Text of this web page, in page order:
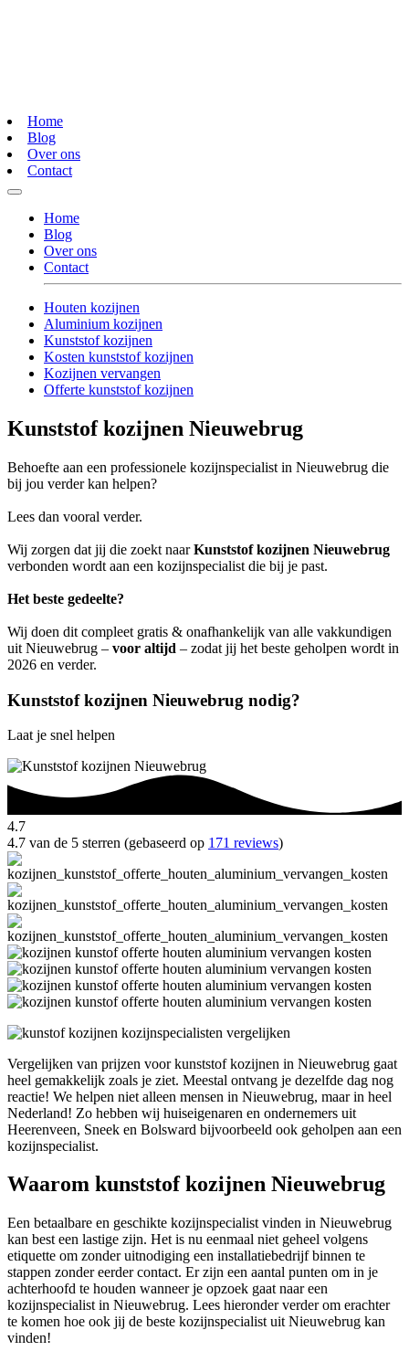
Home
Blog
Over ons
Contact
Home
Blog
Over ons
Contact
Houten kozijnen
Aluminium kozijnen
Kunststof kozijnen
Kosten kunststof kozijnen
Kozijnen vervangen
Offerte kunststof kozijnen
Kunststof kozijnen Nieuwebrug
Behoefte aan een professionele kozijnspecialist in Nieuwebrug die
bij jou verder kan helpen?
Lees dan vooral verder.
Wij zorgen dat jij die zoekt naarKunststof kozijnen Nieuwebrug
verbonden wordt aan een kozijnspecialist die bij je past.
Het beste gedeelte?
Wij doen dit compleet gratis & onafhankelijk van alle vakkundigen
uit Nieuwebrug – voor altijd – zodat jij het beste geholpen wordt in
2026 en verder.
Kunststof kozijnen Nieuwebrug nodig?
Laat je snel helpen
4.7
4.7 van de 5 sterren (gebaseerd op 171 reviews)
Vergelijken van prijzen voor kunststof kozijnen in Nieuwebrug gaat
heel gemakkelijk zoals je ziet. Meestal ontvang je dezelfde dag nog
reactie! We helpen niet alleen mensen in Nieuwebrug, maar in heel
Nederland! Zo hebben wij huiseigenaren en ondernemers uit
Heerenveen, Sneek en Bolsward bijvoorbeeld ook geholpen aan een
kozijnspecialist.
Waarom kunststof kozijnen Nieuwebrug
Een betaalbare en geschikte kozijnspecialist vinden in Nieuwebrug
kan best een lastige zijn. Het is nu eenmaal niet geheel volgens
etiquette om zonder uitnodiging een installatiebedrijf binnen te
stappen zonder eerder contact. Er zijn een aantal punten om in je
achterhoofd te houden wanneer je opzoek gaat naar een
kozijnspecialist in Nieuwebrug. Lees hieronder verder om erachter
te komen hoe ook jij de beste kozijnspecialist uit Nieuwebrug kan
vinden!